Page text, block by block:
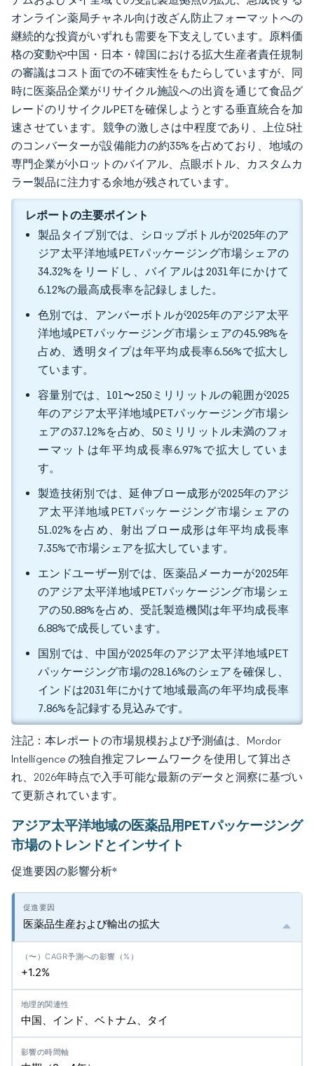
オンライン薬局チャネル向け改ざん防止フォーマットへの
継続的な投資がいずれも需要を下支えしています。原料価
格の変動や中国・日本・韓国における拡大生産者責任規制
の審議はコスト面での不確実性をもたらしていますが、同
時に医薬品企業がリサイクル施設への出資を通じて食品グ
レードのリサイクルPETを確保しようとする垂直統合を加
速させています。競争の激しさは中程度であり、上位5社
のコンバーターが設備能力の約35%を占めており、地域の
専門企業が小ロットのバイアル、点眼ボトル、カスタムカ
ラー製品に注力する余地が残されています。
レポートの主要ポイント
製品タイプ別では、シロップボトルが2025年のア
ジア太平洋地域PETパッケージング市場シェアの
34.32%をリードし、バイアルは2031年にかけて
6.12%の最高成長率を記録しました。
色別では、アンバーボトルが2025年のアジア太平
洋地域PETパッケージング市場シェアの45.98%を
占め、透明タイプは年平均成長率6.56%で拡大し
ています。
容量別では、101〜250ミリリットルの範囲が2025
年のアジア太平洋地域PETパッケージング市場シ
ェアの37.12%を占め、50ミリリットル未満のフォ
ーマットは年平均成長率6.97%で拡大していま
す。
製造技術別では、延伸ブロー成形が2025年のアジ
ア太平洋地域PETパッケージング市場シェアの
51.02%を占め、射出ブロー成形は年平均成長率
7.35%で市場シェアを拡大しています。
エンドユーザー別では、医薬品メーカーが2025年
のアジア太平洋地域PETパッケージング市場シェ
アの50.88%を占め、受託製造機関は年平均成長率
6.88%で成長しています。
国別では、中国が2025年のアジア太平洋地域PET
パッケージング市場の28.16%のシェアを確保し、
インドは2031年にかけて地域最高の年平均成長率
7.86%を記録する見込みです。
注記：本レポートの市場規模および予測値は、Mordor
Intelligence の独自推定フレームワークを使用して算出さ
れ、2026年時点で入手可能な最新のデータと洞察に基づい
て更新されています。
アジア太平洋地域の医薬品用PETパッケージング
市場のトレンドとインサイト
促進要因の影響分析*
医薬品生産および輸出の拡大
+1.2%
中国、インド、ベトナム、タイ